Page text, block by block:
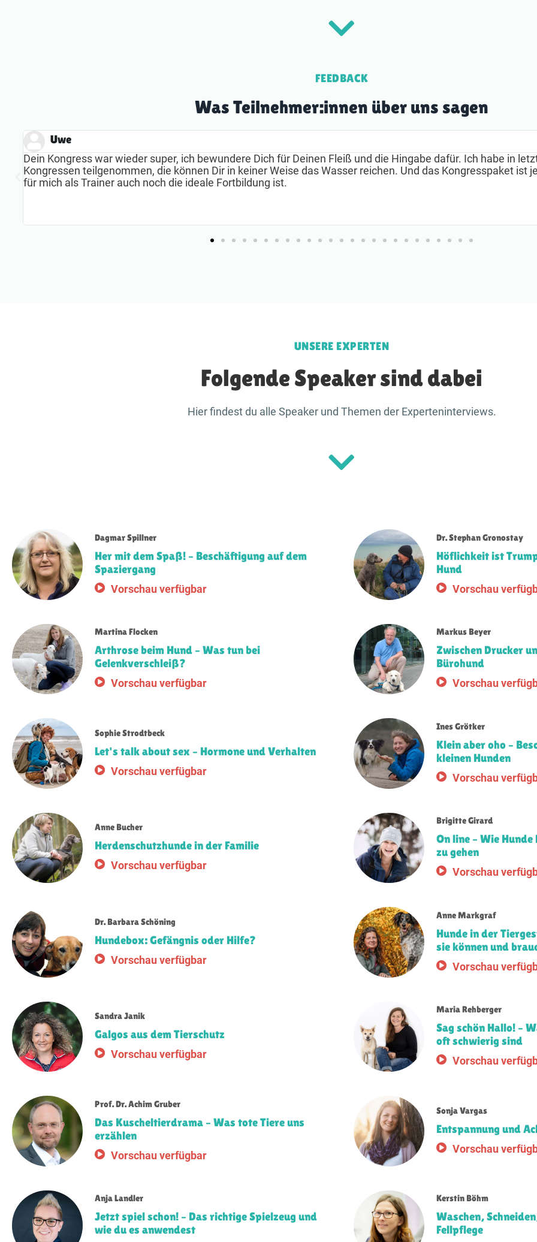
FEEDBACK
Was Teilnehmer:innen über uns sagen
Uwe
Dein Kongress war wieder super, ich bewundere Dich für Deinen Fleiß und die Hingabe dafür. Ich habe in
Kongressen teilgenommen, die können Dir in keiner Weise das Wasser reichen. Und das Kongresspaket ist
für mich als Trainer auch noch die ideale Fortbildung ist.
UNSERE EXPERTEN
Folgende Speaker sind dabei
Hier findest du alle Speaker und Themen der Experteninterviews.
Dagmar Spillner
Her mit dem Spaß! – Beschäftigung auf dem
Spaziergang
Vorschau verfügbar
Dr. Stephan Gronostay
Höflichkeit ist
Hund
Vorschau
Martina Flocken
Arthrose beim Hund – Was tun bei
Gelenkverschleiß?
Vorschau verfügbar
Markus Beyer
Zwischen Drucker
Bürohund
Vorschau
Sophie Strodtbeck
Let's talk about sex – Hormone und Verhalten
Vorschau verfügbar
Ines Grötker
Klein aber oho –
kleinen Hunden
Vorschau
Anne Bucher
Herdenschutzhunde in der Familie
Vorschau verfügbar
Brigitte Girard
On line – Wie
zu gehen
Vorschau
Dr. Barbara Schöning
Hundebox: Gefängnis oder Hilfe?
Vorschau verfügbar
Anne Markgraf
Hunde in der
sie können und
Vorschau
Sandra Janik
Galgos aus dem Tierschutz
Vorschau verfügbar
Maria Rehberger
Sag schön Hallo! –
oft schwierig sind
Vorschau
Prof. Dr. Achim Gruber
Das Kuscheltierdrama – Was tote Tiere uns
erzählen
Vorschau verfügbar
Sonja Vargas
Entspannung und
Vorschau
Anja Landler
Jetzt spiel schon! – Das richtige Spielzeug und
wie du es anwendest
Kerstin Böhm
Waschen,
Fellpflege